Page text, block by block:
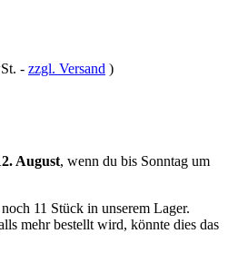
- zzgl. Versand )
August, wenn du bis Sonntag um
11 Stück in unserem Lager.
mehr bestellt wird, könnte dies das